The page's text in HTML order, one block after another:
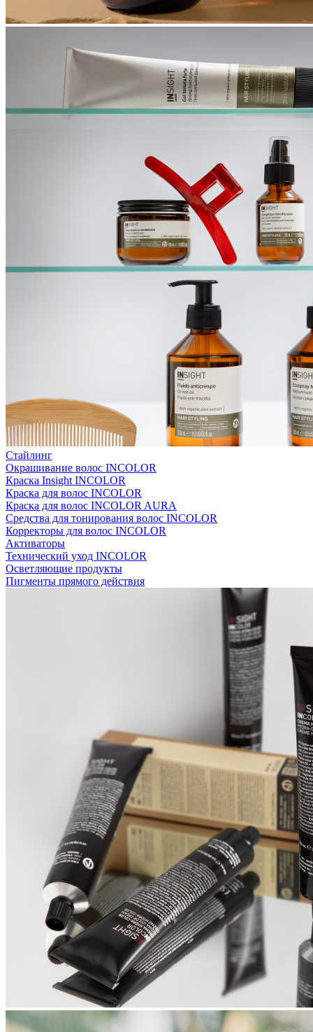
Стайлинг
Окрашивание волос INCOLOR
Краска Insight INCOLOR
Краска для волос INCOLOR
Краска для волос INCOLOR AURA
Средства для тонирования волос INCOLOR
Корректоры для волос INCOLOR
Активаторы
Технический уход INCOLOR
Осветляющие продукты
Пигменты прямого действия